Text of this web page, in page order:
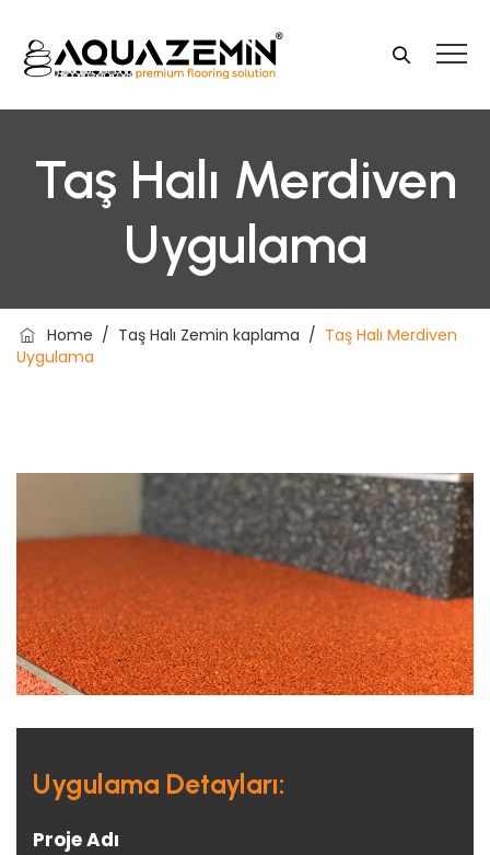
Taş Halı Merdiven
Uygulama
Home / Taş Halı Zemin kaplama / Taş Halı Merdiven
Uygulama
Uygulama Detayları:
Proje Adı